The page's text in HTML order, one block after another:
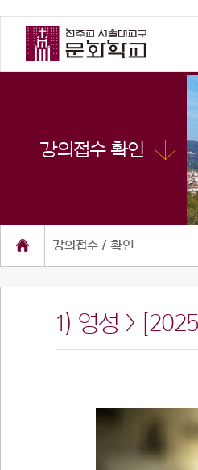
강의접수 확인
강의접수 / 확인
1) 영성 >